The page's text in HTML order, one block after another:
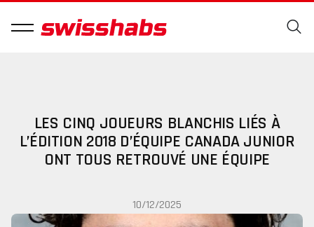
LES CINQ JOUEURS BLANCHIS LIÉS À
L’ÉDITION 2018 D’ÉQUIPE CANADA JUNIOR
ONT TOUS RETROUVÉ UNE ÉQUIPE
10/12/2025